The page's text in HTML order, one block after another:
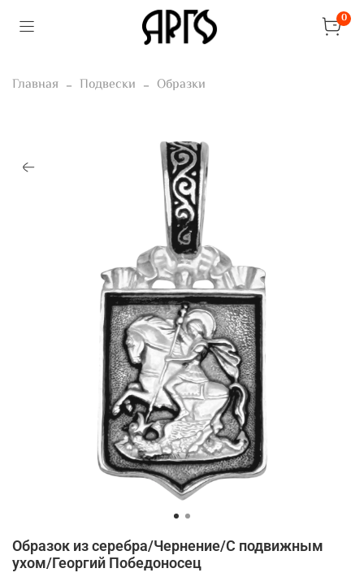
0
Главная Подвески Образки
Образок из серебра/Чернение/С подвижным
ухом/Георгий Победоносец